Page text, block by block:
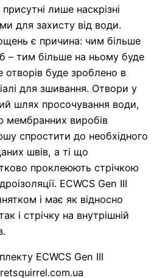
лише наскрізні
для захисту від води.
є причина: чим більше
– тим більше на ньому буде
отворів буде зроблено в
для зшивання. Отвори у
шлях просочування води,
мембранних виробів
спростити до необхідного
швів, а ті що
проклеюють стрічкою
ECWCS Gen III
і має як відносно
і стрічку на внутрішній